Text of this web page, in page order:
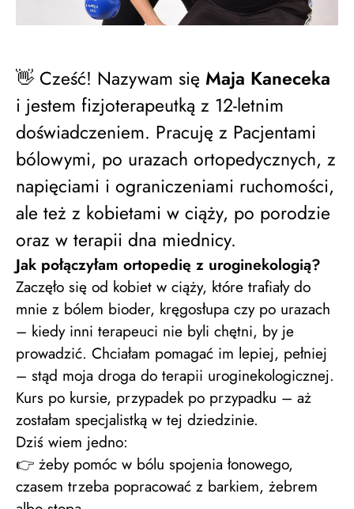
👋 Cześć! Nazywam się Maja Kaneceka
i jestem fizjoterapeutką z 12-letnim
doświadczeniem. Pracuję z Pacjentami
bólowymi, po urazach ortopedycznych, z
napięciami i ograniczeniami ruchomości,
ale też z kobietami w ciąży, po porodzie
oraz w terapii dna miednicy.
Jak połączyłam ortopedię z uroginekologią?
Zaczęło się od kobiet w ciąży, które trafiały do
mnie z bólem bioder, kręgosłupa czy po urazach
– kiedy inni terapeuci nie byli chętni, by je
prowadzić. Chciałam pomagać im lepiej, pełniej
– stąd moja droga do terapii uroginekologicznej.
Kurs po kursie, przypadek po przypadku – aż
zostałam specjalistką w tej dziedzinie.
Dziś wiem jedno:
👉 żeby pomóc w bólu spojenia łonowego,
czasem trzeba popracować z barkiem, żebrem